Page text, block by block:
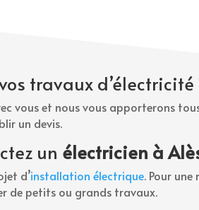
travaux d’électricité
vous et nous vous apporterons
un devis.
un électricien à
d’installation électrique. Pour
de petits ou grands travaux.